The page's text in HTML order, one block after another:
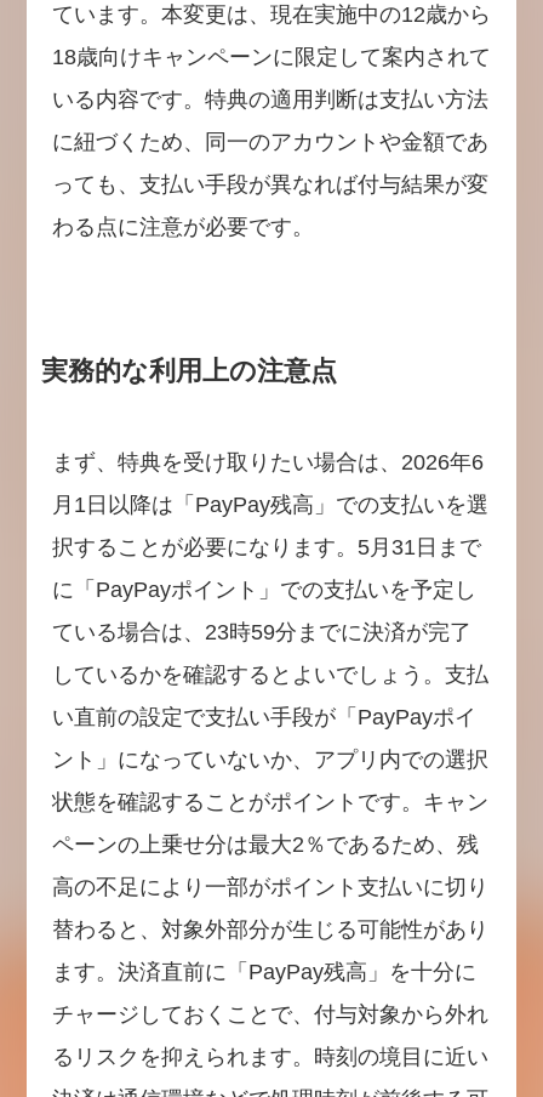
ています。本変更は、現在実施中の12歳から
18歳向けキャンペーンに限定して案内されて
いる内容です。特典の適用判断は支払い方法
に紐づくため、同一のアカウントや金額であ
っても、支払い手段が異なれば付与結果が変
わる点に注意が必要です。
実務的な利用上の注意点
まず、特典を受け取りたい場合は、2026年6
月1日以降は「PayPay残高」での支払いを選
択することが必要になります。5月31日まで
に「PayPayポイント」での支払いを予定し
ている場合は、23時59分までに決済が完了
しているかを確認するとよいでしょう。支払
い直前の設定で支払い手段が「PayPayポイ
ント」になっていないか、アプリ内での選択
状態を確認することがポイントです。キャン
ペーンの上乗せ分は最大2％であるため、残
高の不足により一部がポイント支払いに切り
替わると、対象外部分が生じる可能性があり
ます。決済直前に「PayPay残高」を十分に
チャージしておくことで、付与対象から外れ
るリスクを抑えられます。時刻の境目に近い